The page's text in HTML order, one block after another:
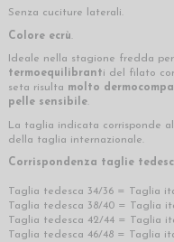
Senza cuciture laterali.
Colore ecrù.
Ideale nella stagione fredda
termoequilibranti del filato
seta risulta molto
pelle sensibile.
La taglia indicata corrisponde
della taglia internazionale.
Corrispondenza taglie
Taglia tedesca 34/36 = Taglia
Taglia tedesca 38/40 = Taglia
Taglia tedesca 42/44 = Taglia
Taglia tedesca 46/48 = Taglia